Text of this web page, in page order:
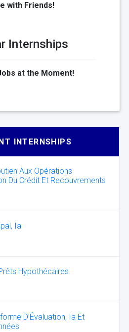
with Friends!
Internships
at the Moment!
INTERNSHIPS
Aux Opérations
Du Crédit Et Recouvrements
Ia
Hypothécaires
D’Évaluation, Ia Et